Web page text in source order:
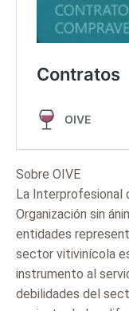
Sobre OIVE
La Interprofesional
Organización sin
entidades
sector vitivinícola
instrumento al
debilidades del